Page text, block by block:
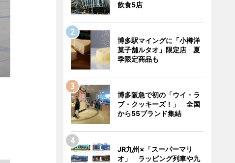
飲食5店
博多駅マイングに「小樽洋
菓子舗ルタオ」限定店 夏
季限定商品も
博多阪急で初の「ウイ・ラ
ブ・クッキーズ！」 全国
から55ブランド集結
JR九州×「スーパーマリ
オ」 ラッピング列車や九